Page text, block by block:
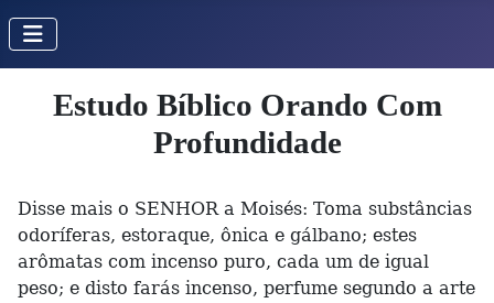
Estudo Bíblico Orando Com
Profundidade
Disse mais o SENHOR a Moisés: Toma substâncias
odoríferas, estoraque, ônica e gálbano; estes
arômatas com incenso puro, cada um de igual
peso; e disto farás incenso, perfume segundo a arte